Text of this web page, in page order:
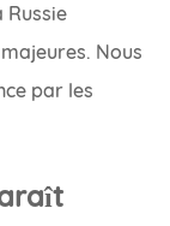
Russie
Nous
par les